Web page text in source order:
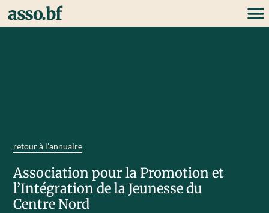
asso.bf
retour à l'annuaire
Association pour la Promotion et
l’Intégration de la Jeunesse du
Centre Nord